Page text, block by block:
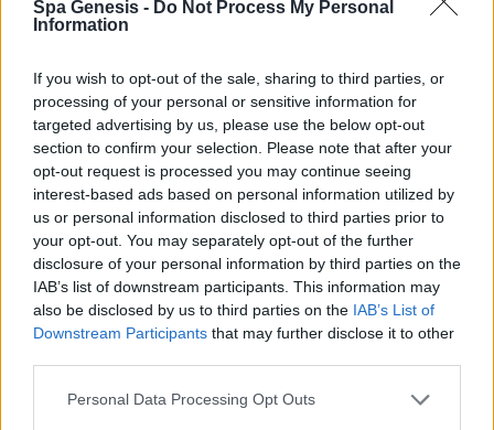
Spa Genesis - Do Not Process My Personal
Information
If you wish to opt-out of the sale, sharing to third parties, or
processing of your personal or sensitive information for
targeted advertising by us, please use the below opt-out
section to confirm your selection. Please note that after your
opt-out request is processed you may continue seeing
interest-based ads based on personal information utilized by
us or personal information disclosed to third parties prior to
your opt-out. You may separately opt-out of the further
disclosure of your personal information by third parties on the
IAB’s list of downstream participants. This information may
also be disclosed by us to third parties on the IAB’s List of
Downstream Participants that may further disclose it to other
Personal Data Processing Opt Outs
Σύνδεση
Δεν έχετε λογαριασμό;Εγγραφείτε Τώρα
+30 210 700 6825
+30 694 9855145
info@spagenesis.gr
Ωράριο Λειτουργίας